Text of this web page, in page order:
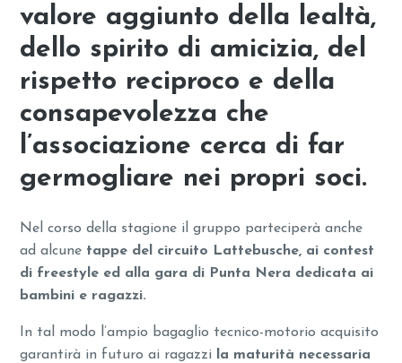
valore aggiunto della lealtà,
dello spirito di amicizia, del
rispetto reciproco e della
consapevolezza che
l’associazione cerca di far
germogliare nei propri soci.
Nel corso della stagione il gruppo parteciperà anche
ad alcune tappe del circuito Lattebusche, ai contest
di freestyle ed alla gara di Punta Nera dedicata ai
bambini e ragazzi.
In tal modo l’ampio bagaglio tecnico-motorio acquisito
garantirà in futuro ai ragazzi
la maturità necessaria